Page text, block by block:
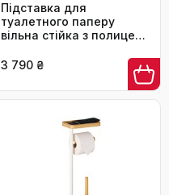
Підставка для
туалетного паперу
вільна стійка з полицею,
металевий стійкий
санвузла, чорний (метал
та дерево)
3 790 ₴